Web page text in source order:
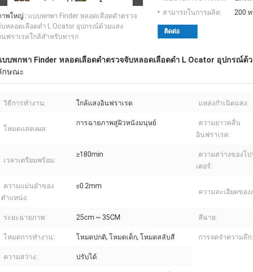
าพใหญ่ : แบบพกพา Finder หลอดเลือดดำตรวจ
บหลอดเลือดดำ L Ocator อุปกรณ์ด้วยแสง
ฟราเรดใกล้สำหรับทารก
สามารถในการผลิต:
200
ติดต่อ
บบพกพา Finder หลอดเลือดดำตรวจจับหลอดเลือดดำ L Ocator อุปกรณ์ด้
กษณะ
วิธีการทำงาน: ใกล้แสงอินฟราเรด แหล่งกำเนิดแสง:
โหมดแสดงผล:
การฉายภาพสู่ผิวหนังมนุษย์
ความยาวคลื่น
อินฟราเรด:
เวลาเตรียมพร้อม:
≥180min
ความสว่างของโป
เตอร์:
ความแม่นยำของ
ตำแหน่ง:
≤0.2mm
ความละเอียดของ
ระยะฉายภาพ: 25cm ~ 35CM สีฉาย:
โหมดการทำงาน: โหมดปกติ, โหมดเด็ก, โหมดสลับสี การจดจำความลึก:
ความสว่าง: ปรับได้